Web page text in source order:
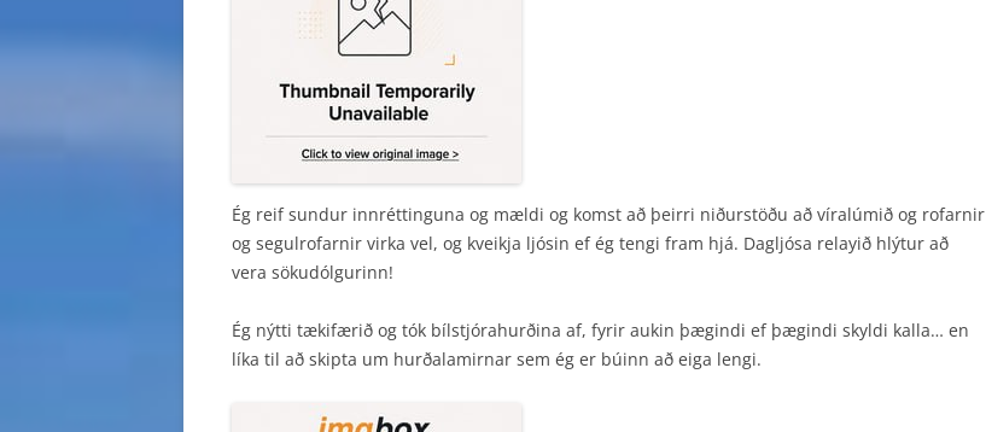
Ég reif sundur innréttinguna og mældi og komst að þeirri niðurstöðu að víralúmið og rofarnir
og segulrofarnir virka vel, og kveikja ljósin ef ég tengi fram hjá. Dagljósa relayið hlýtur að
vera sökudólgurinn!
Ég nýtti tækifærið og tók bílstjórahurðina af, fyrir aukin þægindi ef þægindi skyldi kalla… en
líka til að skipta um hurðalamirnar sem ég er búinn að eiga lengi.